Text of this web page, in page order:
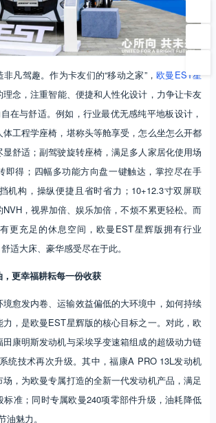
凡驾趣。作为卡友们的“移动之家”，欧曼EST星
念，注重智能、便捷和人性化设计，力争让卡友
在与舒适。例如，行业最优无感纯平地板设计，
工程学座椅，堪称头等舱享受，怎么坐怎么开都
舒适；副驾驶旋转座椅，满足多人家居化使用场
即得；四幅多功能方向盘一键触达，掌控尽在手
机构，操纵便捷且省时省力；10+12.3寸双屏联
，视界加倍、娱乐加倍，不烦不累更轻松。而
更充足的休息空间，欧曼EST星辉版拥有行业
适大床、豪华感受尽在于此。
更幸福耕耘每一份收获
境愈发内卷、运输效益偏低的大环境中，如何持续
，是欧曼EST星辉版的核心目标之一。对此，欧
康明斯发动机与采埃孚变速箱组成的超级动力链
统技术再次升级。其中，福康A PRO 13L发动机
，为欧曼专属打造的全新一代发动机产品，满足
标准；同时专属欧曼240项零部件升级，油耗降低
魅力。